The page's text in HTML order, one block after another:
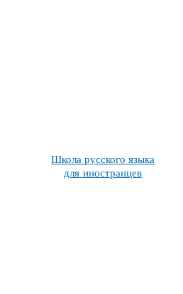
Школа русского языка
для иностранцев